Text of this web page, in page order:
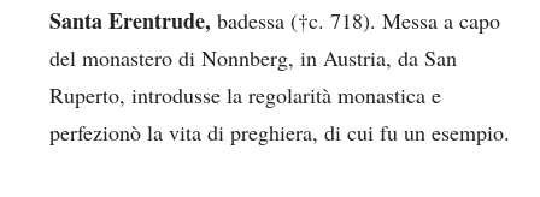
Santa Erentrude, badessa (†c. 718). Messa a capo
del monastero di Nonnberg, in Austria, da San
Ruperto, introdusse la regolarità monastica e
perfezionò la vita di preghiera, di cui fu un esempio.